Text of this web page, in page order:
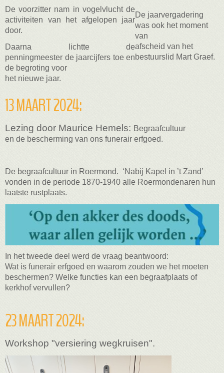
De voorzitter nam in vogelvlucht de
activiteiten van het afgelopen jaar
door.
Daarna lichtte de
penningmeester de jaarcijfers toe en
de begroting voor
het nieuwe jaar.
De jaarvergadering
was ook het moment
van
afscheid van het
bestuurslid Mart Graef.
13 MAART 2024:
Lezing door Maurice Hemels: Begraafcultuur
en de bescherming van ons funerair erfgoed.
De begraafcultuur in Roermond. ‘Nabij Kapel in ’t Zand’
vonden in de periode 1870-1940 alle Roermondenaren hun
laatste rustplaats.
In het tweede deel werd de vraag beantwoord:
Wat is funerair erfgoed en waarom zouden we het moeten
beschermen? Welke functies kan een begraafplaats of
kerkhof vervullen?
23 MAART 2024:
Workshop "versiering wegkruisen".